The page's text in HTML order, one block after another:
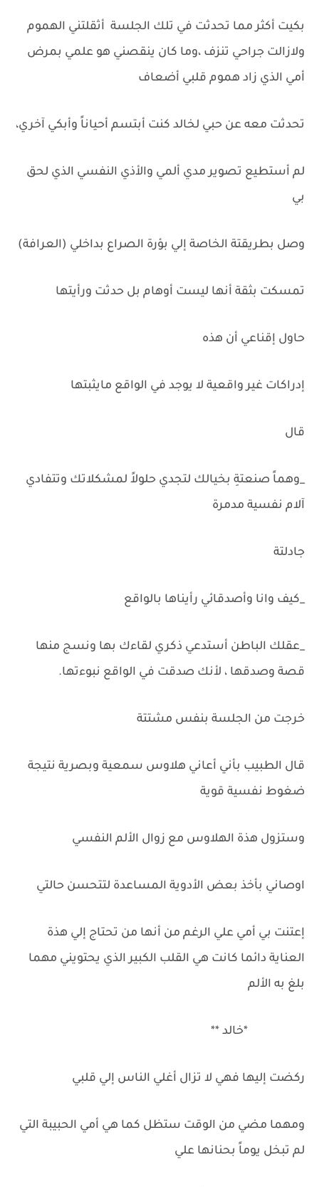
بكيت أكثر مما تحدثت في تلك الجلسة أثقلتني الهموم
ولازالت جراحي تنزف ،وما كان ينقصني هو علمي بمرض
أمي الذي زاد هموم قلبي أضعاف
تحدثت معه عن حبي لخالد كنت أبتسم أحياناً وأبكي آخري،
لم أستطيع تصوير مدي ألمي والأذي النفسي الذي لحق
بي
وصل بطريقتة الخاصة إلي بؤرة الصراع بداخلي (العرافة)
تمسكت بثقة أنها ليست أوهام بل حدثت ورأيتها
حاول إقناعي أن هذه
إدراكات غير واقعية لا يوجد في الواقع مايثبتها
قال
_وهماً صنعتةِ بخيالك لتجدي حلولاً لمشكلاتك وتتفادي
آلام نفسية مدمرة
جادلتة
_كيف وانا وأصدقائي رأيناها بالواقع
_عقلك الباطن أستدعي ذكري لقاءك بها ونسج منها
قصة وصدقها ، لأنك صدقت في الواقع نبوءتها.
خرجت من الجلسة بنفس مشتتة
قال الطبيب بأني أعاني هلاوس سمعية وبصرية نتيجة
ضغوط نفسية قوية
وستزول هذة الهلاوس مع زوال الألم النفسي
اوصاني بأخذ بعض الأدوية المساعدة لتتحسن حالتي
إعتنت بي أمي علي الرغم من أنها من تحتاج إلي هذة
العناية دائما كانت هي القلب الكبير الذي يحتويني مهما
بلغ به الألم
*خالد **
ركضت إليها فهي لا تزال أغلي الناس إلي قلبي
ومهما مضي من الوقت ستظل كما هي أمي الحبيبة التي
لم تبخل يوماً بحنانها علي